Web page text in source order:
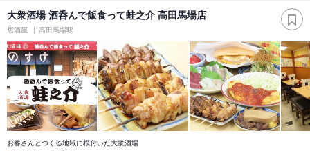
大衆酒場 酒呑んで飯食って蛙之介 高田馬場店
居酒屋 高田馬場駅
お客さんとつくる地域に根付いた大衆酒場